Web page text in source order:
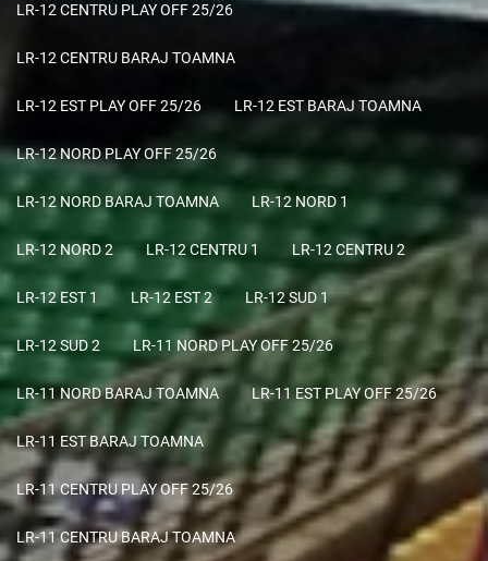
LR-12 CENTRU PLAY OFF 25/26
LR-12 CENTRU BARAJ TOAMNA
LR-12 EST PLAY OFF 25/26 LR-12 EST BARAJ TOAMNA
LR-12 NORD PLAY OFF 25/26
LR-12 NORD BARAJ TOAMNA LR-12 NORD 1
LR-12 NORD 2 LR-12 CENTRU 1 LR-12 CENTRU 2
LR-12 EST 1 LR-12 EST 2 LR-12 SUD 1
LR-12 SUD 2 LR-11 NORD PLAY OFF 25/26
LR-11 NORD BARAJ TOAMNA LR-11 EST PLAY OFF 25/26
LR-11 EST BARAJ TOAMNA
LR-11 CENTRU PLAY OFF 25/26
LR-11 CENTRU BARAJ TOAMNA